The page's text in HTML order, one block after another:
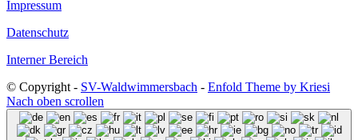
Impressum
Datenschutz
Interner Bereich
© Copyright - SV-Waldwimmersbach - Enfold Theme by Kriesi
Nach oben scrollen